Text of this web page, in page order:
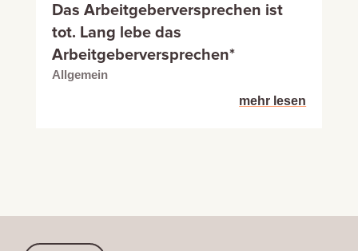
Das Arbeitgeberversprechen ist
tot. Lang lebe das
Arbeitgeberversprechen*
Allgemein
mehr lesen